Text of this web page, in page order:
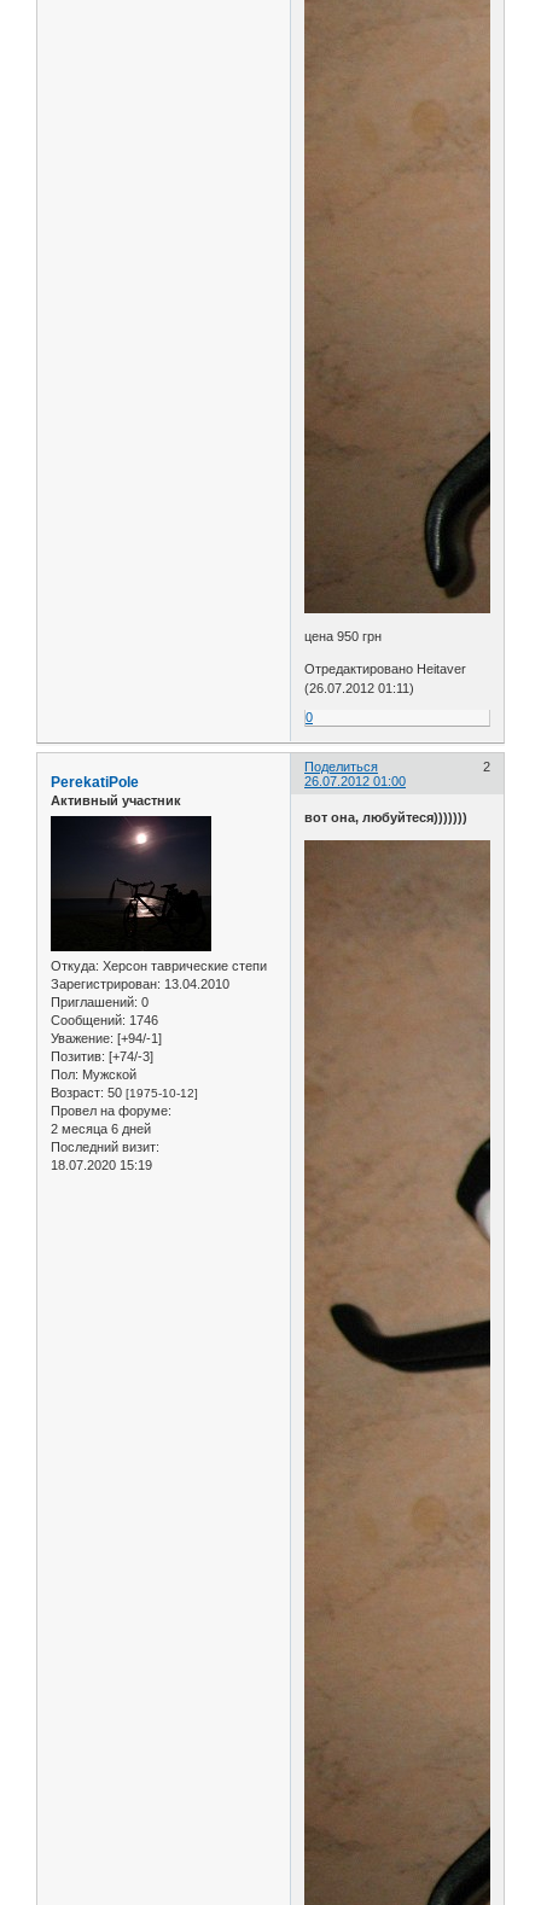
цена 950 грн
Отредактировано Heitaver
(26.07.2012 01:11)
0
Поделиться
2
26.07.2012 01:00
PerekatiPole
Активный участник
Откуда: Херсон таврические степи
Зарегистрирован: 13.04.2010
Приглашений: 0
Сообщений: 1746
Уважение: [+94/-1]
Позитив: [+74/-3]
Пол: Мужской
Возраст: 50 [1975-10-12]
Провел на форуме:
2 месяца 6 дней
Последний визит:
18.07.2020 15:19
вот она, любуйтеся)))))))